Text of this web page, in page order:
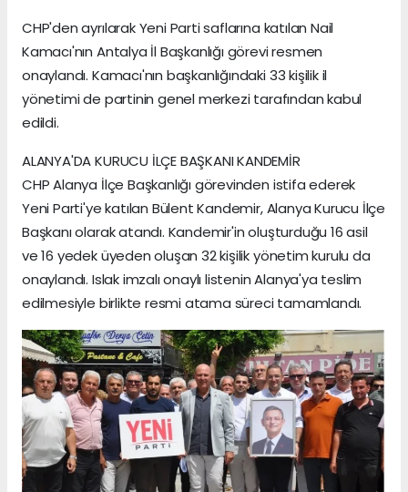
CHP'den ayrılarak Yeni Parti saflarına katılan Nail
Kamacı'nın Antalya İl Başkanlığı görevi resmen
onaylandı. Kamacı'nın başkanlığındaki 33 kişilik il
yönetimi de partinin genel merkezi tarafından kabul
edildi.
ALANYA'DA KURUCU İLÇE BAŞKANI KANDEMİR
CHP Alanya İlçe Başkanlığı görevinden istifa ederek
Yeni Parti'ye katılan Bülent Kandemir, Alanya Kurucu İlçe
Başkanı olarak atandı. Kandemir'in oluşturduğu 16 asil
ve 16 yedek üyeden oluşan 32 kişilik yönetim kurulu da
onaylandı. Islak imzalı onaylı listenin Alanya'ya teslim
edilmesiyle birlikte resmi atama süreci tamamlandı.